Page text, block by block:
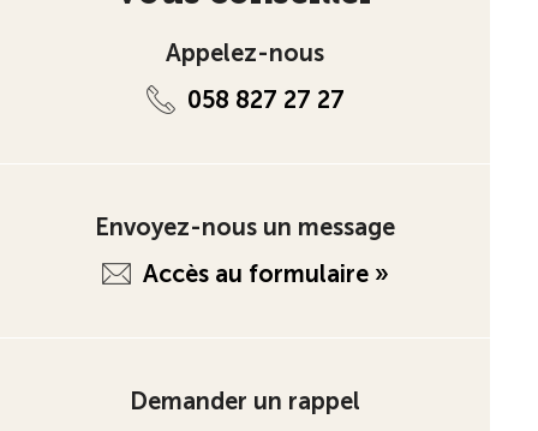
Appelez-nous
058 827 27 27
Envoyez-nous un message
Accès au formulaire »
Demander un rappel